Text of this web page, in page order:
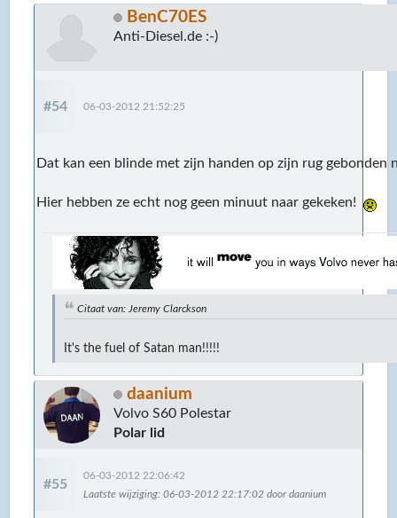
BenC70ES
Anti-Diesel.de :-)
#54 06-03-2012 21:52:25
Dat kan een blinde met zijn handen op zijn rug gebonden
Hier hebben ze echt nog geen minuut naar gekeken!
Citaat van: Jeremy Clarckson
It's the fuel of Satan man!!!!!
daanium
Volvo S60 Polestar
Polar lid
#55
06-03-2012 22:06:42
Laatste wijziging: 06-03-2012 22:17:02 door daanium